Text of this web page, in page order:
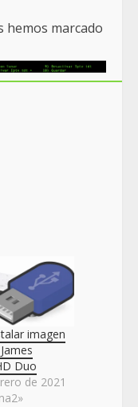
hemos marcado
imagen
Duo
de 2021